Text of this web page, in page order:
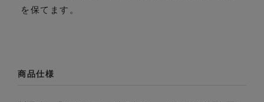
を保てます。
商品仕様